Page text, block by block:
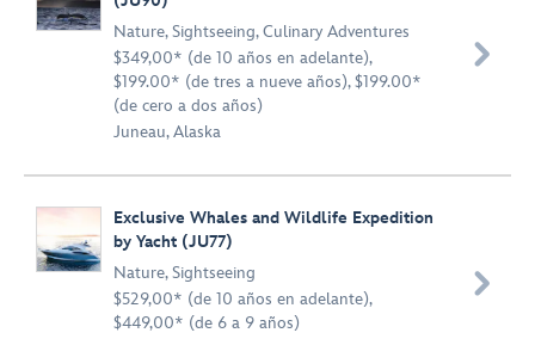
Nature,Sightseeing,Culinary Adventures
$349,00* (de 10 años en adelante),
$199.00* (de tres a nueve años), $199.00*
(de cero a dos años)
Juneau, Alaska

Exclusive Whales and Wildlife Expedition
by Yacht (JU77)
Nature,Sightseeing
$529,00* (de 10 años en adelante),
$449,00* (de 6 a 9 años)
